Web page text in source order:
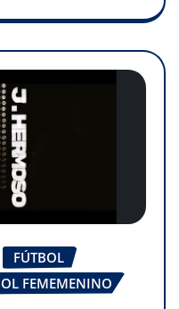
FÚTBOL
FEMEMENINO